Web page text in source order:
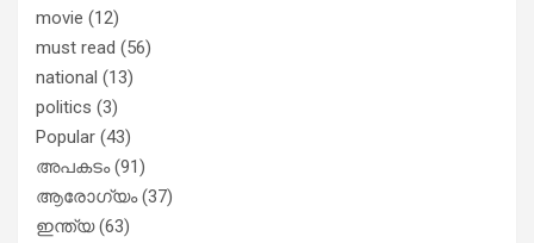
movie (12)
must read (56)
national (13)
politics (3)
Popular (43)
അപകടം(91)
ആരോഗ്യം(37)
ഇന്ത്യ(63)